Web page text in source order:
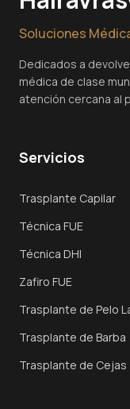
WhatsApp
Trasplante DHI
Zafiro FUE
Trasplante
Soluciones
Dedicados a
médica de clase
atención cercana al
Servicios
Trasplante Capilar
Técnica FUE
Técnica DHI
Zafiro FUE
Trasplante de Pelo
Trasplante de Barba
Trasplante de Cejas